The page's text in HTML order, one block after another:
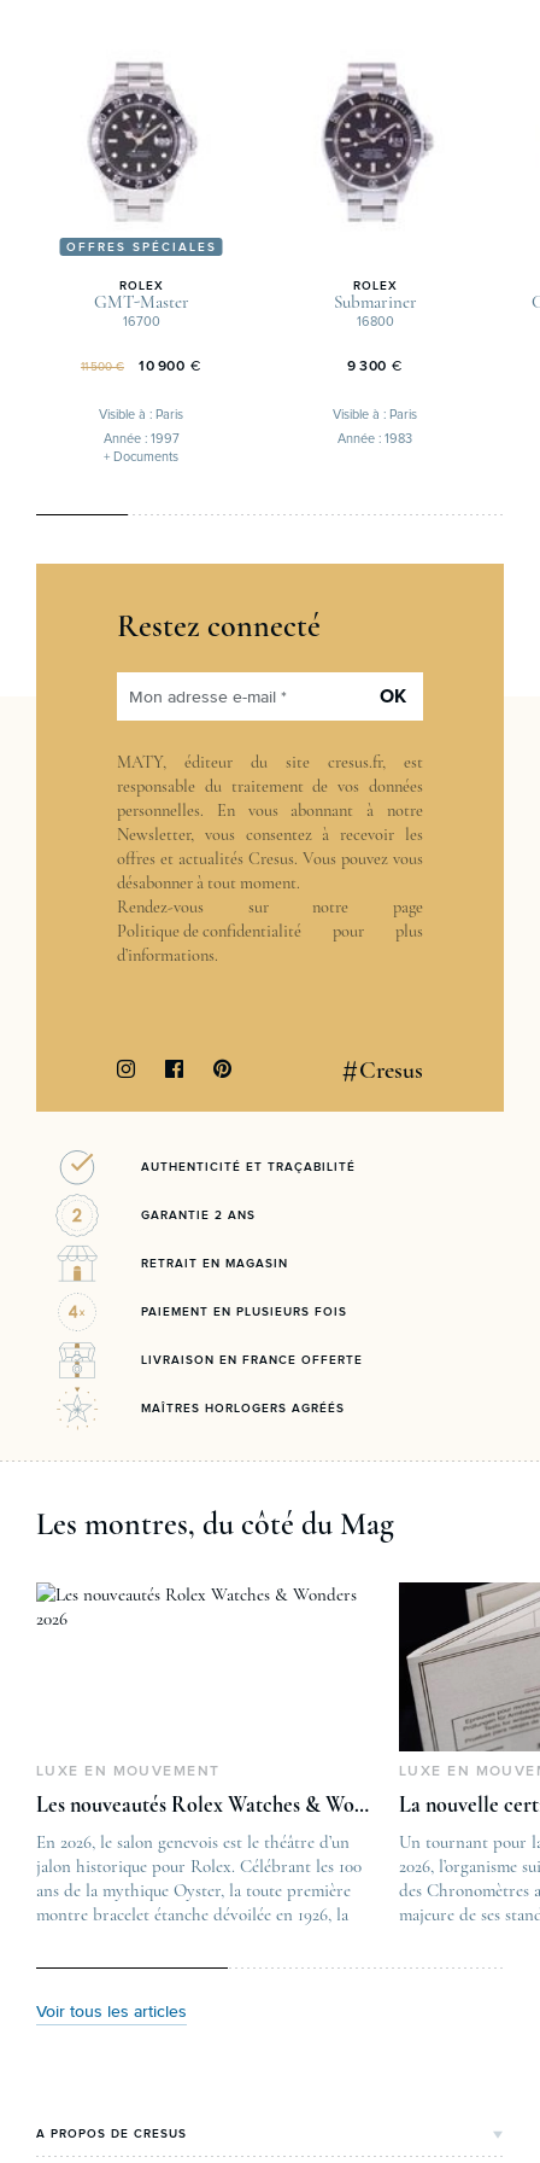
OFFRES SPÉCIALES
ROLEX
GMT-Master
16700
11 500 € 10 900 €
Visible à : Paris
Année : 1997
+ Documents
ROLEX
Submariner
16800
9 300 €
Visible à : Paris
Année : 1983
Restez connecté
Mon adresse e-mail * OK
MATY, éditeur du site cresus.fr, est
responsable du traitement de vos données
personnelles. En vous abonnant à notre
Newsletter, vous consentez à recevoir les
offres et actualités Cresus. Vous pouvez vous
désabonner à tout moment.
Rendez-vous sur notre page
Politique de confidentialité pour plus
d’informations.
#Cresus
AUTHENTICITÉ ET TRAÇABILITÉ
GARANTIE 2 ANS
RETRAIT EN MAGASIN
PAIEMENT EN PLUSIEURS FOIS
LIVRAISON EN FRANCE OFFERTE
MAÎTRES HORLOGERS AGRÉÉS
Les montres, du côté du Mag
Voir tous les articles
LUXE EN MOUVEMENT
Les nouveautés Rolex Watches & Wonders 2026
En 2026, le salon genevois est le théâtre d’un
jalon historique pour Rolex. Célébrant les 100
ans de la mythique Oyster, la toute première
montre bracelet étanche dévoilée en 1926, la
commémorative alliant héritage patrimonial et
métallurgique à la réinterprétation esthétique
The post
Les nouveautés
first appeared on
Lovetime
LUXE EN
La nouvelle
Un tournant pour
2026, l’organisme
des Chronomètres
majeure de ses
Chronometer”,
A PROPOS DE CRESUS